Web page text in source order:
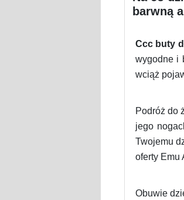
barwną
Ccc buty
wygodne i
wciąż
Podróż do
jego
Twojemu
oferty Emu
Obuwie